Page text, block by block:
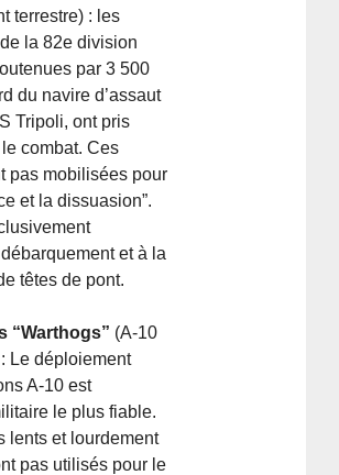
terrestre) : les
la 82e division
par 3 500
du navire d’assaut
Tripoli, ont pris
combat. Ces
pas mobilisées pour
et la dissuasion”.
et à la
têtes de pont.
“Warthogs” (A-10
Le déploiement
A-10 est
le plus fiable.
lents et lourdement
pas utilisés pour le